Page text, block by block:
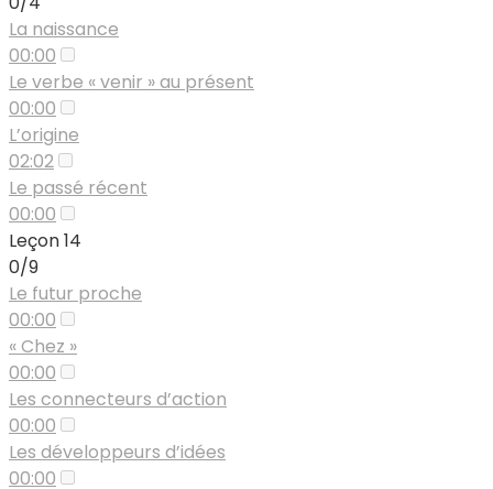
La naissance
00:00
Le verbe « venir » au présent
00:00
L’origine
02:02
Le passé récent
00:00
Leçon 14
0/9
Le futur proche
00:00
« Chez »
00:00
Les connecteurs d’action
00:00
Les développeurs d’idées
00:00